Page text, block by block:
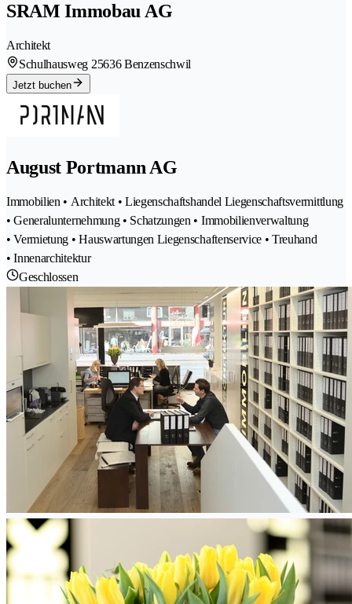
SRAM Immobau AG
Architekt
Schulhausweg 25636 Benzenschwil
Jetzt buchen
August Portmann AG
Immobilien • Architekt • Liegenschaftshandel Liegenschaftsvermittlung
• Generalunternehmung • Schatzungen • Immobilienverwaltung
• Vermietung • Hauswartungen Liegenschaftenservice • Treuhand
• Innenarchitektur
Geschlossen